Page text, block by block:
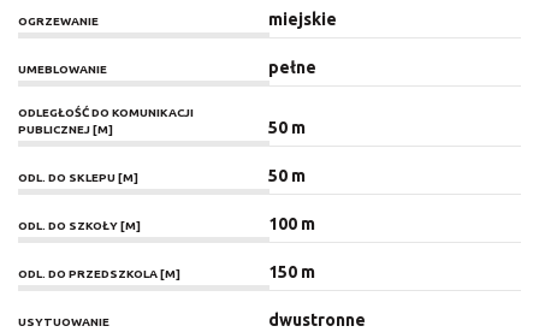
OGRZEWANIE miejskie
UMEBLOWANIE pełne
ODLEGŁOŚĆ DO KOMUNIKACJI
PUBLICZNEJ [M]
50 m
ODL. DO SKLEPU [M] 50 m
ODL. DO SZKOŁY [M] 100 m
ODL. DO PRZEDSZKOLA [M] 150 m
USYTUOWANIE dwustronne